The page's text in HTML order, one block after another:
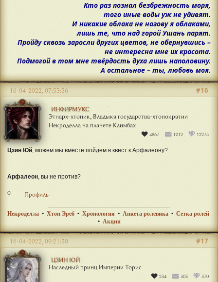
Кто раз познал безбрежность моря,
того иные воды уж не удивят.
И никакие облака не назову я облаками,
лишь те, что над горой Ушань парят.
Пройду сквозь заросли других цветов, не обернувшись –
не интересна мне их красота.
Подмогой в том мне твёрдость духа лишь наполовину.
А остальное – ты, любовь моя.
ИНФИРМУКС
Этнарх-хтоник, Владыка государства-хтонократии
Некроделла на планете Климбах
4867 1012 12275
#16
16-04-2022, 07:55:56
Цзин Юй, можем мы вместе пойдем в квест к Арфалеону?
Арфалеон, вы не против?
0 Профиль
Некроделла • Хтон Эреб • Хронология • Анкета ролевика • Сетка ролей
• Акции
ЦЗИН ЮЙ
Наследный принц Империи Торис
234 303 370
#17
16-04-2022, 09:21:30